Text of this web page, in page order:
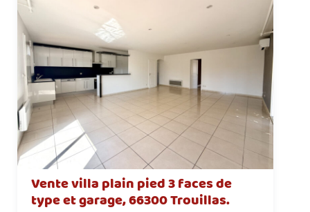
Vente villa plain pied 3 faces de
type et garage, 66300 Trouillas.